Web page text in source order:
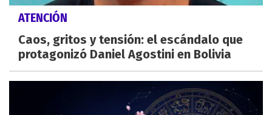
ATENCIÓN
Caos, gritos y tensión: el escándalo que
protagonizó Daniel Agostini en Bolivia